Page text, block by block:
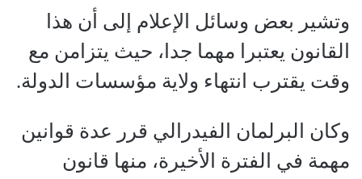
وتشير بعض وسائل الإعلام إلى أن هذا
القانون يعتبرا مهما جدا، حيث يتزامن مع
وقت يقترب انتهاء ولاية مؤسسات الدولة.
وكان البرلمان الفيدرالي قرر عدة قوانين
مهمة في الفترة الأخيرة، منها قانون